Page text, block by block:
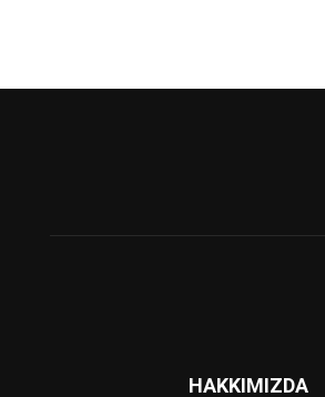
HAKKIMIZDA